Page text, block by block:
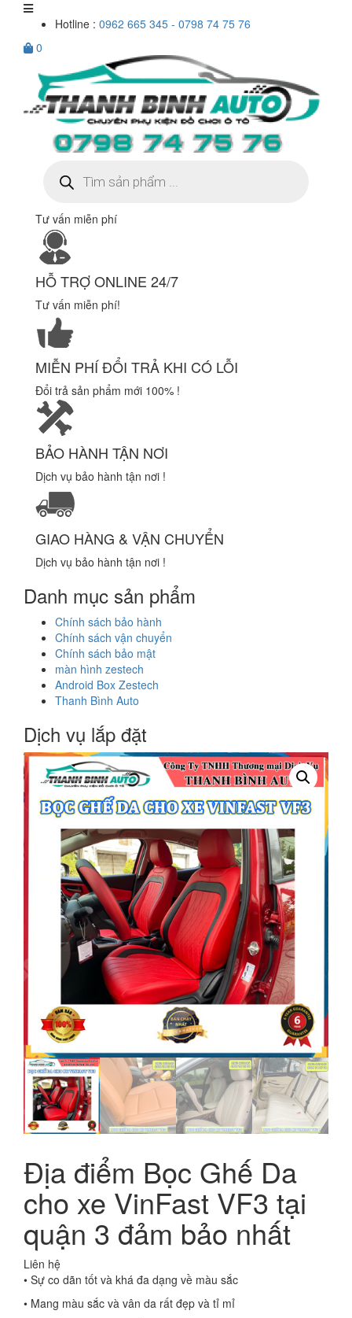
Hotline : 0962 665 345 - 0798 74 75 76
0
kiếm
sản
Tư vấn miễn phí
HỖ TRỢ ONLINE 24/7
Tư vấn miễn phí!
MIỄN PHÍ ĐỔI TRẢ KHI CÓ LỖI
Đổi trả sản phẩm mới 100% !
BẢO HÀNH TẬN NƠI
Dịch vụ bảo hành tận nơi !
GIAO HÀNG & VẬN CHUYỂN
Dịch vụ bảo hành tận nơi !
Danh mục sản phẩm
Chính sách bảo hành
Chính sách vận chuyển
Chính sách bảo mật
màn hình zestech
Android Box Zestech
Thanh Bình Auto
Dịch vụ lắp đặt
Địa điểm Bọc Ghế Da
cho xe VinFast VF3 tại
quận 3 đảm bảo nhất
Liên hệ
• Sự co dãn tốt và khá đa dạng về màu sắc
• Mang màu sắc và vân da rất đẹp và tỉ mỉ